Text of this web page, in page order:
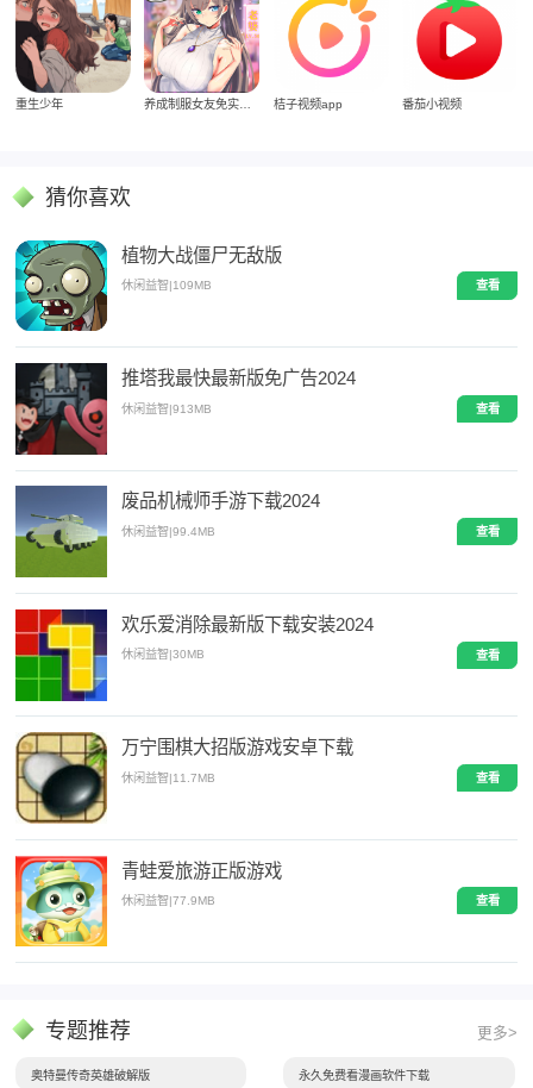
重生少年 桔子视频app 番茄小视频
猜你喜欢
植物大战僵尸无敌版
休闲益智|109MB 查看
推塔我最快最新版免广告2024
休闲益智|913MB 查看
废品机械师手游下载2024
休闲益智|99.4MB 查看
欢乐爱消除最新版下载安装2024
休闲益智 |30MB 查看
万宁围棋大招版游戏安卓下载
休闲益智|11.7MB 查看
青蛙爱旅游正版游戏
休闲益智|77.9MB 查看
专题推荐 更多>
奥特曼传奇英雄破解版 永久免费看漫画软件下载